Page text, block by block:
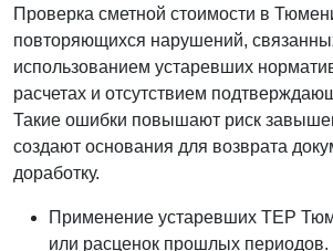
Проверка сметной стоимости в
повторяющихся нарушений,
использованием устаревших
расчетах и отсутствием
Такие ошибки повышают риск
создают основания для возврата
доработку.
Применение устаревших ТЕР
или расценок прошлых периодов.